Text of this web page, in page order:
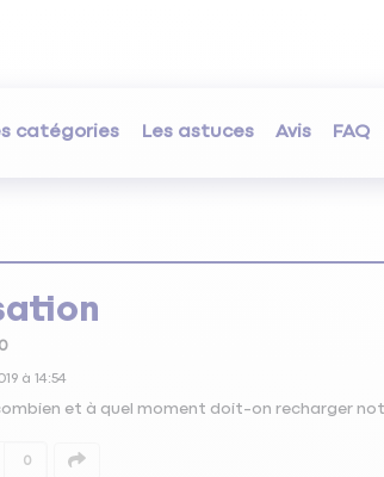
catégories Les astuces Avis FAQ
à 14:54
et à quel moment doit-on recharger
0